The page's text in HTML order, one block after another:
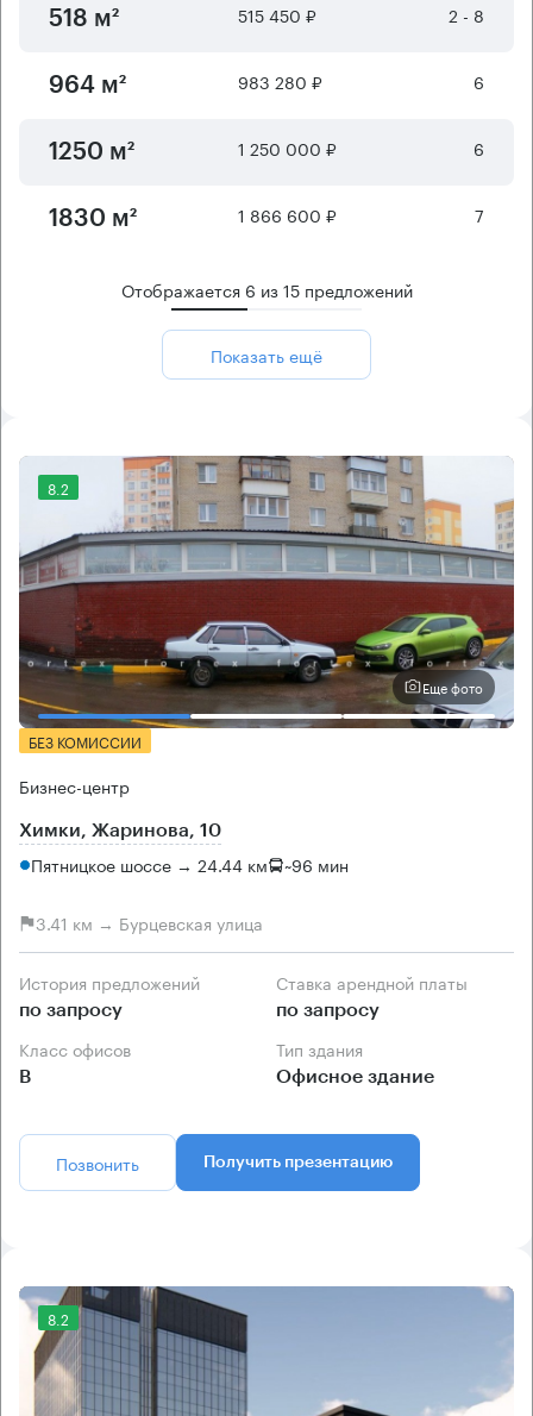
518 м² 515 450 ₽ 2 - 8
964 м² 983 280 ₽ 6
1250 м² 1 250 000 ₽ 6
1830 м² 1 866 600 ₽ 7
Отображается 6 из15предложений
Показать ещё
8.2
Еще фото
БЕЗ КОМИССИИ
Бизнес-центр
Химки, Жаринова, 10
Пятницкое шоссе → 24.44 км ~96 мин
3.41 км → Бурцевская улица
История предложений
по запросу
Ставка арендной платы
по запросу
Класс офисов
B
Тип здания
Офисное здание
Позвонить Получить презентацию
8.2